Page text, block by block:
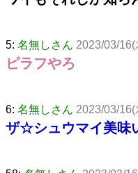
5: 名無しさん 2023/03/
ピラフやろ
6: 名無しさん 2023/03/
ザ☆シュウマイ美味